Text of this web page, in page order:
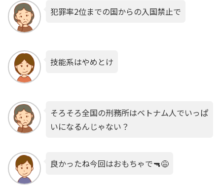
犯罪率2位までの国からの入国禁止で
技能系はやめとけ
そろそろ全国の刑務所はベトナム人でいっぱ
いになるんじゃない？
良かったね今回はおもちゃで🔫😅